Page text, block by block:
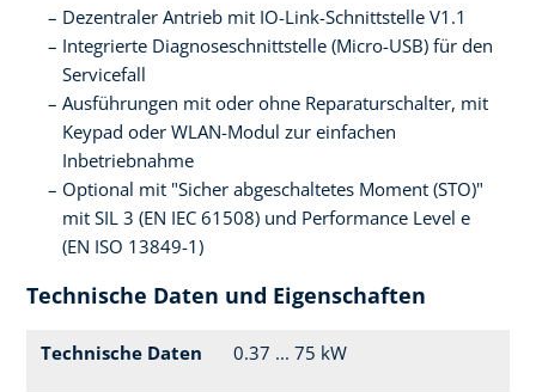
Dezentraler Antrieb mit IO-Link-Schnittstelle V1.1
Integrierte Diagnoseschnittstelle (Micro-USB) für den
Servicefall
Ausführungen mit oder ohne Reparaturschalter, mit
Keypad oder WLAN-Modul zur einfachen
Inbetriebnahme
Optional mit "Sicher abgeschaltetes Moment (STO)"
mit SIL 3 (EN IEC 61508) und Performance Level e
(EN ISO 13849-1)
Technische Daten und Eigenschaften
Technische Daten 0.37 ... 75 kW